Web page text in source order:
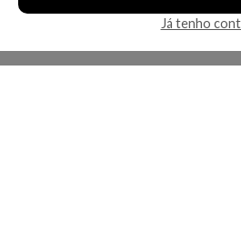
Já tenho